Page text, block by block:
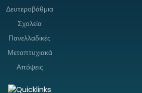
Δευτεροβάθμια
Σχολεία
Πανελλαδικές
Μεταπτυχιακά
Απόψεις